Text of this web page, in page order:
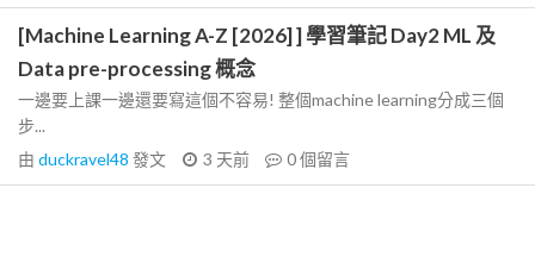
[Machine Learning A-Z [2026] ] 學習筆記 Day2 ML 及
Data pre-processing 概念
一邊要上課一邊還要寫這個不容易! 整個machine learning分成三個
步...
由 duckravel48 發文 3 天前 0個留言